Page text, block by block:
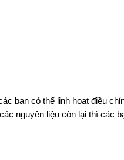
bạn có thể linh hoạt điều
nguyên liệu còn lại thì các